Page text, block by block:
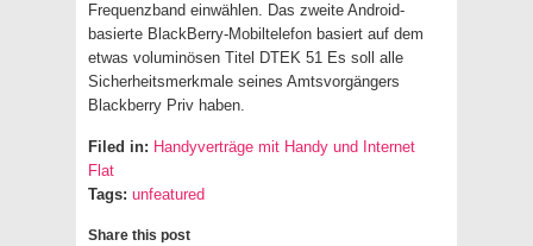
Frequenzband einwählen. Das zweite Android-
basierte BlackBerry-Mobiltelefon basiert auf dem
etwas voluminösen Titel DTEK 51 Es soll alle
Sicherheitsmerkmale seines Amtsvorgängers
Blackberry Priv haben.
Filed in: Handyverträge mit Handy und Internet
Flat
Tags: unfeatured
Share this post